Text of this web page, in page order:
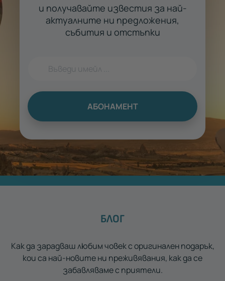
и получавайте известия за най-
актуалните ни предложения,
събития и отстъпки
АБОНАМЕНТ
БЛОГ
Как да зарадваш любим човек с оригинален подарък,
кои са най-новите ни преживявания, как да се
забавляваме с приятели.